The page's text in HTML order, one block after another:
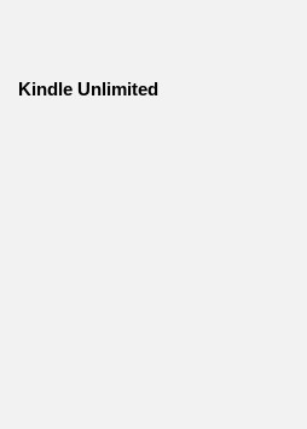
Kindle Unlimited